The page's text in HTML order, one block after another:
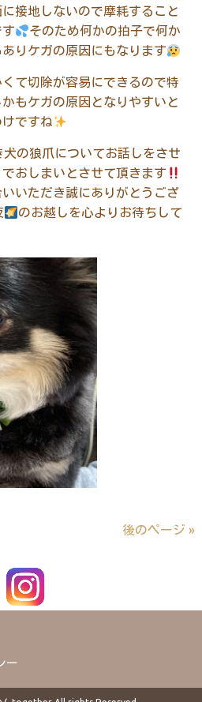
接地しないので摩耗すること
そのため何かの拍子で何か
りケガの原因にもなります
て切除が容易にできるので特
もケガの原因となりやすいと
ですね
犬の狼爪についてお話しをさせ
おしまいとさせて頂きます
いただき誠にありがとうござ
のお越しを心よりお待ちして
後のページ »
ー